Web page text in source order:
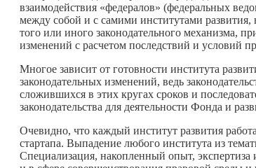
взаимодействия «федералов» (федеральных
между собой и с самими институтами развития,
того или иного законодательного механизма,
изменений с расчетом последствий и условий
Многое зависит от готовности института
законодательных изменений, ведь
сложившихся в этих кругах сроков и
законодательства для деятельности Фонда и
Очевидно, что каждый институт развития
стартапа. Выпадение любого института из
Специализация, накопленный опыт,